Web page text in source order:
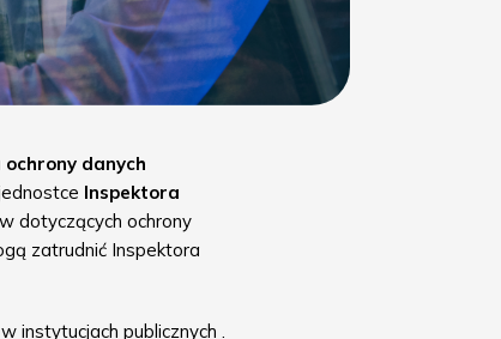
ochrony danych
Inspektora
dotyczących ochrony
zatrudnić Inspektora
instytucjach publicznych .